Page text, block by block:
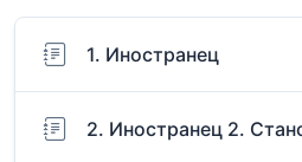
1. Иностранец
2. Иностранец 2.